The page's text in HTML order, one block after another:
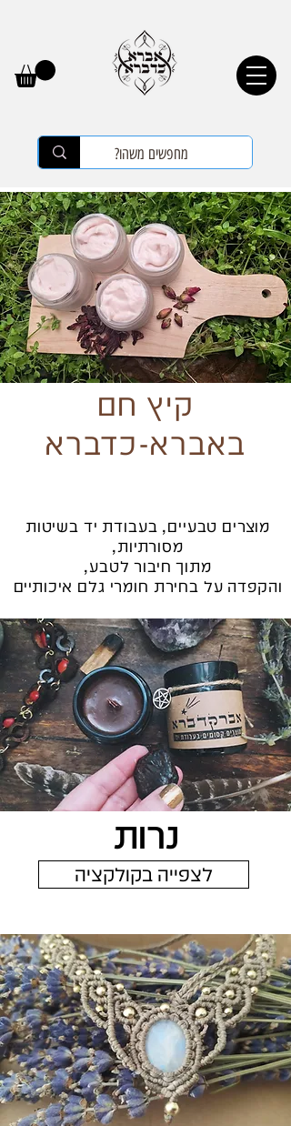
קיץ חם
באברא-כדברא
מוצרים טבעיים, בעבודת יד בשיטות
מסורתיות,
מתוך חיבור לטבע,
והקפדה על בחירת חומרי גלם איכותיים
נרות
לצפייה בקולקציה